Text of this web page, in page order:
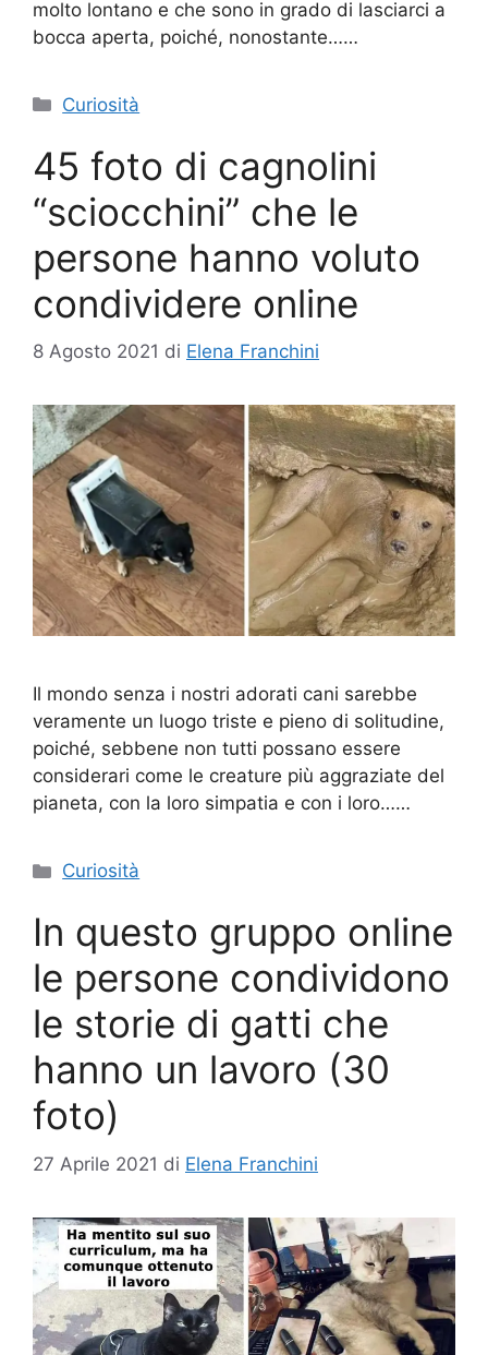
molto lontano e che sono in grado di lasciarci a
bocca aperta, poiché, nonostante……
Categorie
Curiosità
45 foto di cagnolini
“sciocchini” che le
persone hanno voluto
condividere online
8 Agosto 2021 di Elena Franchini
Il mondo senza i nostri adorati cani sarebbe
veramente un luogo triste e pieno di solitudine,
poiché, sebbene non tutti possano essere
considerari come le creature più aggraziate del
pianeta, con la loro simpatia e con i loro……
Categorie
Curiosità
In questo gruppo online
le persone condividono
le storie di gatti che
hanno un lavoro (30
foto)
27 Aprile 2021 di Elena Franchini